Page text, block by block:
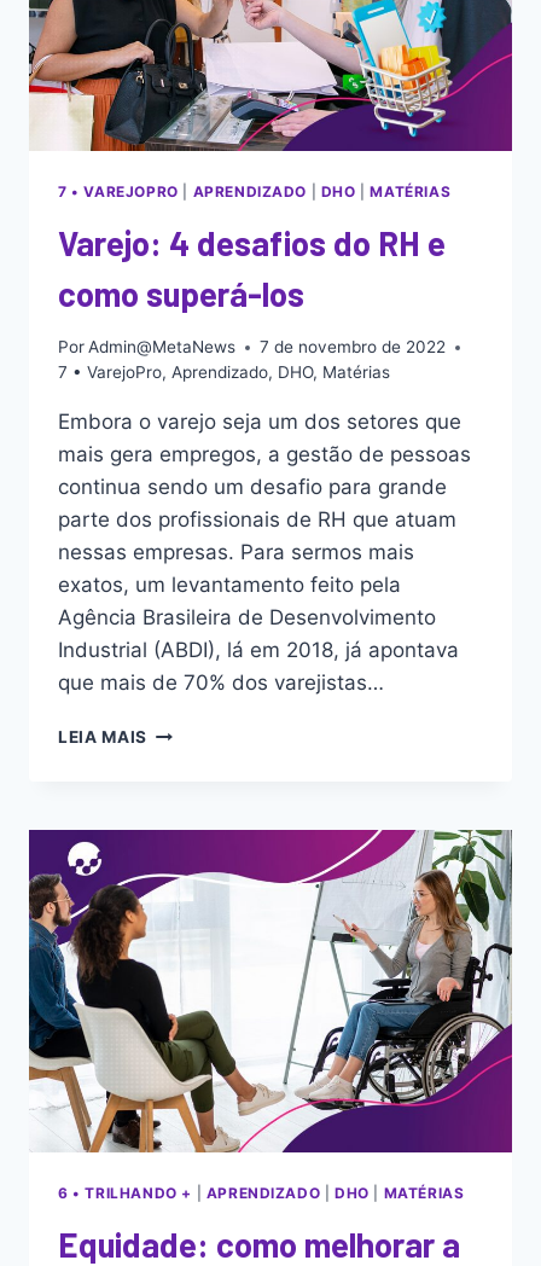
7 • VAREJOPRO APRENDIZADO DHO |MATÉRIAS
Varejo: 4 desafios do RH e
como superá-los
PorAdmin@MetaNews
7 de novembro de 2022
7 • VarejoPro, Aprendizado, DHO, Matérias
Embora o varejo seja um dos setores que
mais gera empregos, a gestão de pessoas
continua sendo um desafio para grande
parte dos profissionais de RH que atuam
nessas empresas. Para sermos mais
exatos, um levantamento feito pela
Agência Brasileira de Desenvolvimento
Industrial (ABDI), lá em 2018, já apontava
que mais de 70% dos varejistas…
LEIA MAIS
6 • TRILHANDO + APRENDIZADO |DHO MATÉRIAS
Equidade: como melhorar a